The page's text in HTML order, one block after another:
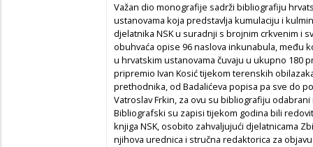
Važan dio monografije sadrži bibliografiju
ustanovama koja predstavlja kumulaciju i
djelatnika NSK u suradnji s brojnim crkvenim i
obuhvaća opise 96 naslova inkunabula, među
u hrvatskim ustanovama čuvaju u ukupno 180
pripremio Ivan Kosić tijekom terenskih
prethodnika, od Badalićeva popisa pa sve do
Vatroslav Frkin, za ovu su bibliografiju
Bibliografski su zapisi tijekom godina bili
knjiga NSK, osobito zahvaljujući djelatnicama
njihova urednica i stručna redaktorica za